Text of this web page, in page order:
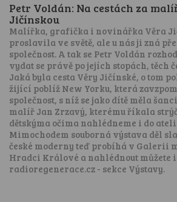
Petr Voldán: Na cestách za
Jičínskou
Malířka, grafička i novinářka Věra
proslavila ve světě, ale u nás ji zná
společnost. A tak se Petr Voldán
vydat se právě po jejích stopách, těch
Jaká byla cesta Věry Jičínské, o tom
žijící poblíž New Yorku, která
společnost, s níž se jako dítě měla
malíř Jan Zrzavý, kterému říkala
dětskýma očima nahlédneme i do
Mimochodem souborná výstava děl
české moderny teď probíhá v Galerii
Hradci Králové a nahlédnout můžete
radioregenerace.cz - sekce Výstavy.